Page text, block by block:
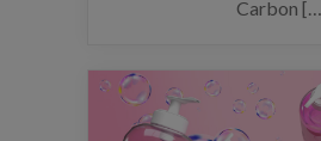
Carbon